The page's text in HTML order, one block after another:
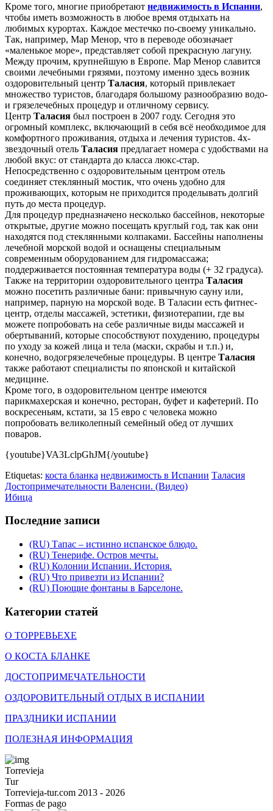
Кроме того, многие приобретают недвижимость в Испании,
чтобы иметь возможность в любое время отдыхать на
любимых курортах. Каждое местечко по-своему уникально.
Так, например, Мар Менор, что в переводе обозначает
«маленькое море», представляет собой прекрасную лагуну.
Между прочим, крупнейшую в Европе. Мар Менор славится
своими лечебными грязями, поэтому именно здесь возник
оздоровительный центр Таласия, который привлекает
множество туристов, благодаря большому разнообразию водо-
и грязелечебных процедур и отличному сервису.
Центр Таласия был построен в 2007 году. Сегодня это
огромный комплекс, включающий в себя всё необходимое для
комфортного проживания, отдыха и лечения туристов. 4х-
звездочный отель Таласия предлагает номера с удобствами на
любой вкус: от стандарта до класса люкс-стар.
Непосредственно с оздоровительным центром отель
соединяет стеклянный мостик, что очень удобно для
проживающих, которым не приходится проделывать долгий
путь до места процедур.
Для процедур предназначено несколько бассейнов, некоторые
открытые, другие можно посещать круглый год, так как они
находятся под стеклянными колпаками. Бассейны наполнены
лечебной морской водой и оснащены специальным
современным оборудованием для гидромассажа;
поддерживается постоянная температура воды (+ 32 градуса).
Также на территории оздоровительного центра Таласия
можно посетить различные бани: привычную сауну или,
например, парную на морской воде. В Таласии есть фитнес-
центр, отделы массажей, эстетики, физиотерапии, где вы
можете попробовать на себе различные виды массажей и
обертываний, которые способствуют похудению, процедуры
по уходу за кожей лица и тела (маски, скрабы и т.п.) и,
конечно, водогрязелечебные процедуры. В центре Таласия
также работают специалисты по японской и китайской
медицине.
Кроме того, в оздоровительном центре имеются
парикмахерская и конечно, ресторан, буфет и кафетерий. По
воскресеньям, кстати, за 15 евро с человека можно
попробовать великолепный семейный обед от лучших
поваров.
{youtube}VA3LclpGhJM{/youtube}
Etiquetas: коста бланка недвижимость в Испании Таласия
Достопримечательности Валенсии. (Видео)
Ибица
Последние записи
(RU) Тапас – истинно испанское блюдо.
(RU) Тенерифе. Остров мечты.
(RU) Колонии Испании. История.
(RU) Что привезти из Испании?
(RU) Поющие фонтаны в Барселоне.
Категории статей
О ТОРРЕВЬЕХЕ
О КОСТА БЛАНКЕ
ДОСТОПРИМЕЧАТЕЛЬНОСТИ
ОЗДОРОВИТЕЛЬНЫЙ ОТДЫХ В ИСПАНИИ
ПРАЗДНИКИ ИСПАНИИ
ПОЛЕЗНАЯ ИНФОРМАЦИЯ
Torrevieja
Tur
Torrevieja-tur.com 2013 - 2026
Formas de pago